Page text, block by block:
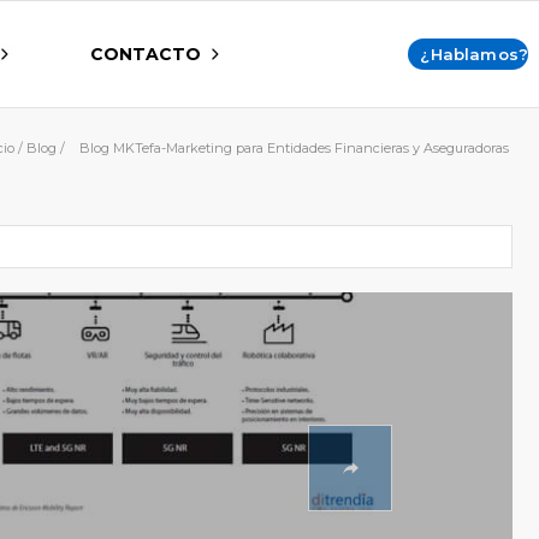
CONTACTO ¿Hablamos?
/ Blog / Blog MKTefa-Marketing para Entidades Financieras y Aseguradoras